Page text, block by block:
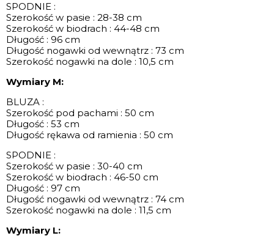
SPODNIE :
Szerokość w pasie : 28-38 cm
Szerokość w biodrach : 44-48 cm
Długość : 96 cm
Długość nogawki od wewnątrz : 73 cm
Szerokość nogawki na dole : 10,5 cm
Wymiary M:
BLUZA :
Szerokość pod pachami : 50 cm
Długość : 53 cm
Długość rękawa od ramienia : 50 cm
SPODNIE :
Szerokość w pasie : 30-40 cm
Szerokość w biodrach : 46-50 cm
Długość : 97 cm
Długość nogawki od wewnątrz : 74 cm
Szerokość nogawki na dole : 11,5 cm
Wymiary L: